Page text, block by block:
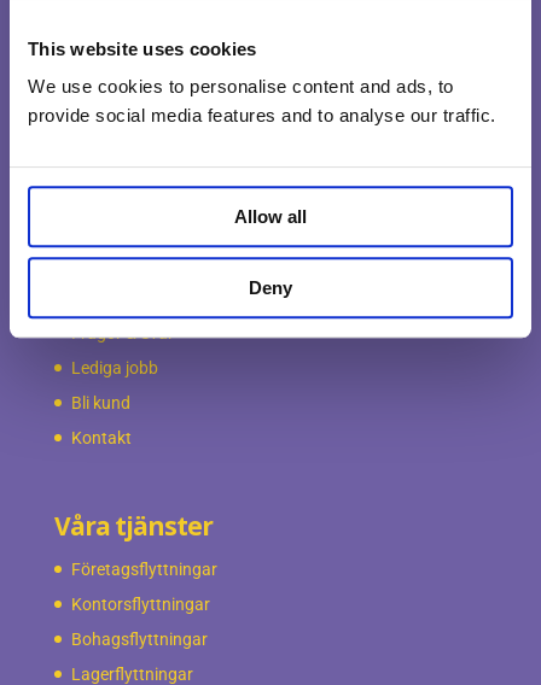
This website uses cookies
We use cookies to personalise content and ads, to
provide social media features and to analyse our traffic.
Allow all
Deny
Om Möbelkillarna
Miljö & Kvalitet
Frågor & Svar
Lediga jobb
Bli kund
Kontakt
Våra tjänster
Företagsflyttningar
Kontorsflyttningar
Bohagsflyttningar
Lagerflyttningar